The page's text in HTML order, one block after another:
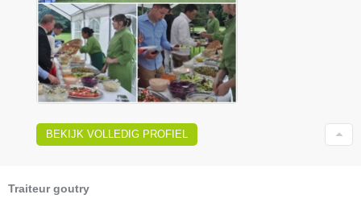
BEKIJK VOLLEDIG PROFIEL
Traiteur goutry